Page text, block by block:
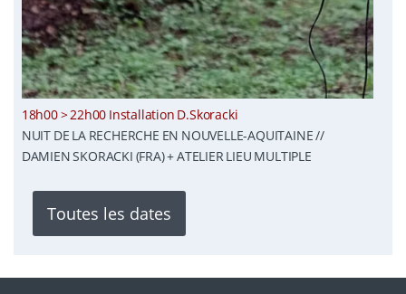
18h00 > 22h00 Installation D.Skoracki
NUIT DE LA RECHERCHE EN NOUVELLE-AQUITAINE //
DAMIEN SKORACKI (FRA) + ATELIER LIEU MULTIPLE
Toutes les dates